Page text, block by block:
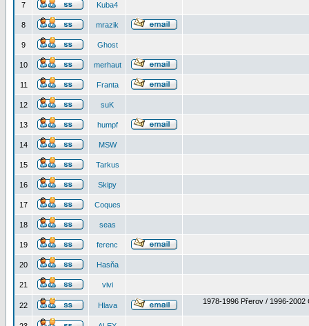
7 Kuba4
8 mrazik
9 Ghost
10 merhaut
11 Franta
12 suK
13 humpf
14 MSW
15 Tarkus
16 Skipy
17 Coques
18 seas
19 ferenc
20 Hasňa
21 vivi
22 Hlava 1978-1996 Přerov / 1996-2002